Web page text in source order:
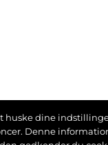
huske dine
Denne